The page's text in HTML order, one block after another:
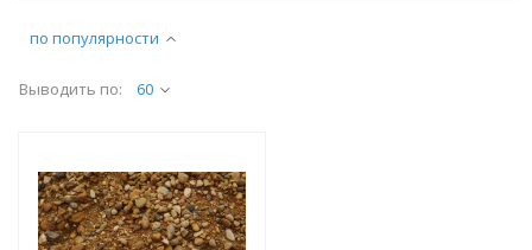
по популярности
Выводить по: 60